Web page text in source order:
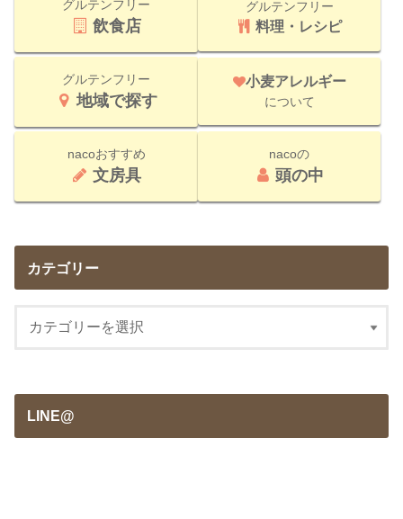
グルテンフリー
飲食店
グルテンフリー
料理・レシピ
グルテンフリー
地域で探す
小麦アレルギー
について
nacoおすすめ
文房具
nacoの
頭の中
カテゴリー
LINE@